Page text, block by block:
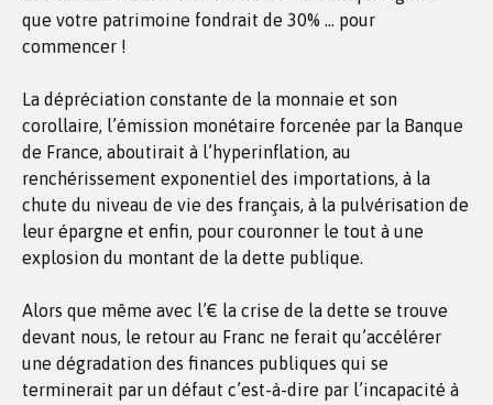
que votre patrimoine fondrait de 30% … pour
commencer !
La dépréciation constante de la monnaie et son
corollaire, l’émission monétaire forcenée par la Banque
de France, aboutirait à l’hyperinflation, au
renchérissement exponentiel des importations, à la
chute du niveau de vie des français, à la pulvérisation de
leur épargne et enfin, pour couronner le tout à une
explosion du montant de la dette publique.
Alors que même avec l’€ la crise de la dette se trouve
devant nous, le retour au Franc ne ferait qu’accélérer
une dégradation des finances publiques qui se
terminerait par un défaut c’est-à-dire par l’incapacité à